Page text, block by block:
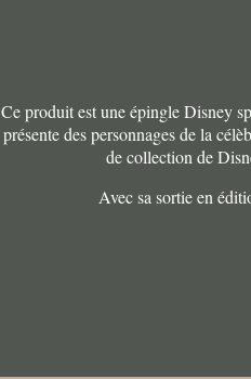
Ce produit est une épingle Disney
présente des personnages de la
de collection de
Avec sa sortie en